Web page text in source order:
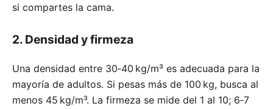
si compartes la cama.
2. Densidad y firmeza
Una densidad entre 30‑40 kg/m³ es adecuada para la
mayoría de adultos. Si pesas más de 100 kg, busca al
menos 45 kg/m³. La firmeza se mide del 1 al 10; 6‑7